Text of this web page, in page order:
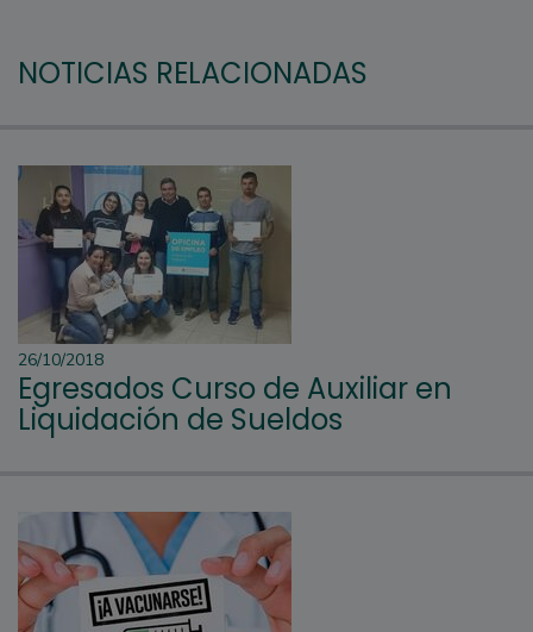
NOTICIAS RELACIONADAS
26/10/2018
Egresados Curso de Auxiliar en
Liquidación de Sueldos